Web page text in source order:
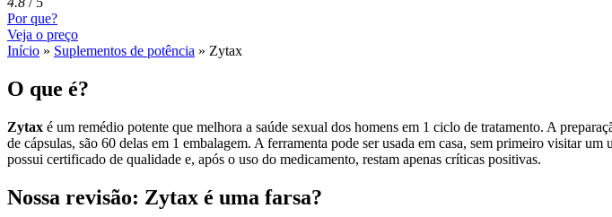
Por que?
Veja o preço
Início » Suplementos de potência » Zytax
O que é?
Zytax é um remédio potente que melhora a saúde sexual dos homens em 1 ciclo de tratamento. A
de cápsulas, são 60 delas em 1 embalagem. A ferramenta pode ser usada em casa, sem primeiro visitar
possui certificado de qualidade e, após o uso do medicamento, restam apenas críticas positivas.
Nossa revisão: Zytax é uma farsa?